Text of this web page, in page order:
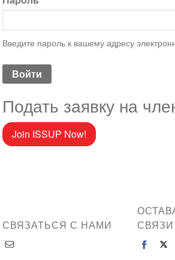
Введите пароль к вашему адресу
Подать заявку на
Join ISSUP Now!
СВЯЗАТЬСЯ С НАМИ
СВЯЗИ